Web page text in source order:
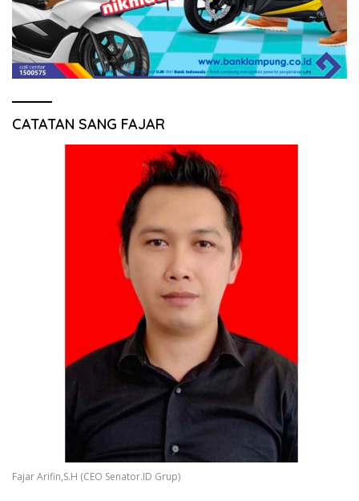
CATATAN SANG FAJAR
Fajar Arifin,S.H (CEO Senator.ID Grup)